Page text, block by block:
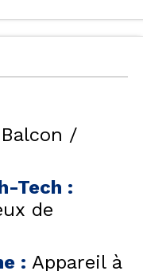
Balcon /
Tech :
de
: Appareil à